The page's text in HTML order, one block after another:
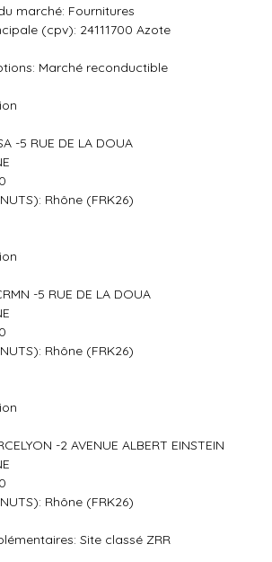
marché: Fournitures
(cpv): 24111700 Azote
Marché reconductible
-5 RUE DE LA DOUA
Rhône (FRK26)
-5 RUE DE LA DOUA
Rhône (FRK26)
-2 AVENUE ALBERT EINSTEIN
Rhône (FRK26)
Site classé ZRR